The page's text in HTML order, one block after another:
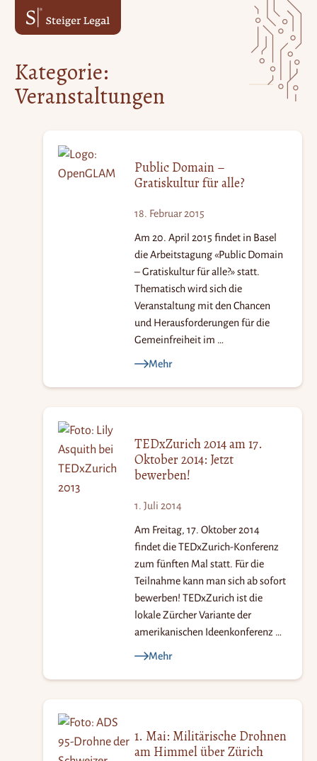
Hauptmenü
Kategorie:
Veranstaltungen
Public Domain –
Gratiskultur für alle?
18. Februar 2015
Am 20. April 2015 findet in Basel
die Arbeitstagung «Public Domain
– Gratiskultur für alle?» statt.
Thematisch wird sich die
Veranstaltung mit den Chancen
und Herausforderungen für die
Gemeinfreiheit im …
Mehr
TEDxZurich 2014 am 17.
Oktober 2014: Jetzt
bewerben!
1. Juli 2014
Am Freitag, 17. Oktober 2014
findet die TEDxZurich-Konferenz
zum fünften Mal statt. Für die
Teilnahme kann man sich ab sofort
bewerben! TEDxZurich ist die
lokale Zürcher Variante der
amerikanischen Ideenkonferenz …
Mehr
1. Mai: Militärische Drohnen
am Himmel über Zürich